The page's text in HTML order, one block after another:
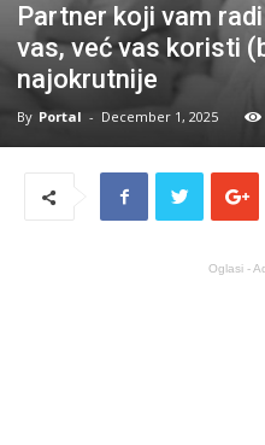
Partner koji vam
vas, već vas koristi
najokrutnije
By Portal - December 1, 2025
Oglasi -